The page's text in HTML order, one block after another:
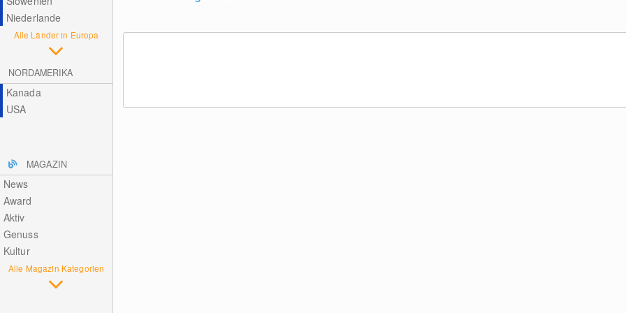
Niederlande
Alle Länder in Europa
NORDAMERIKA
Kanada
USA
MAGAZIN
News
Award
Aktiv
Genuss
Kultur
Alle Magazin Kategorien